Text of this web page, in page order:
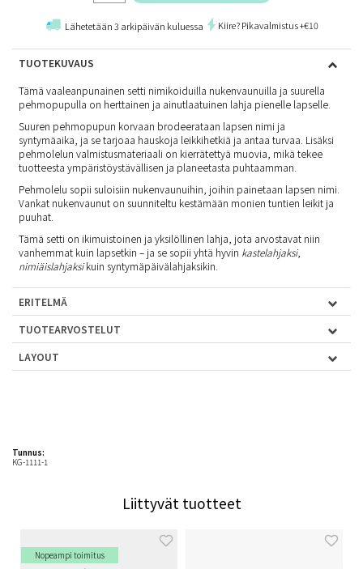
Lähetetään 3 arkipäivän kuluessa Kiire? Pikavalmistus +€10
TUOTEKUVAUS
Tämä vaaleanpunainen setti nimikoiduilla nukenvaunuilla ja suurella
pehmopupulla on herttainen ja ainutlaatuinen lahja pienelle lapselle.
Suuren pehmopupun korvaan brodeerataan lapsen nimi ja
syntymäaika, ja se tarjoaa hauskoja leikkihetkiä ja antaa turvaa. Lisäksi
pehmolelun valmistusmateriaali on kierrätettyä muovia, mikä tekee
tuotteesta ympäristöystävällisen ja planeetasta puhtaamman.
Pehmolelu sopii suloisiin nukenvaunuihin, joihin painetaan lapsen nimi.
Vankat nukenvaunut on suunniteltu kestämään monien tuntien leikit ja
puuhat.
Tämä setti on ikimuistoinen ja yksilöllinen lahja, jota arvostavat niin
vanhemmat kuin lapsetkin – ja se sopii yhtä hyvin kastelahjaksi,
nimiäislahjaksikuin syntymäpäivälahjaksikin.
ERITELMÄ
TUOTEARVOSTELUT
LAYOUT
Tunnus:
KG-1111-1
Liittyvät tuotteet
Nopeampi toimitus